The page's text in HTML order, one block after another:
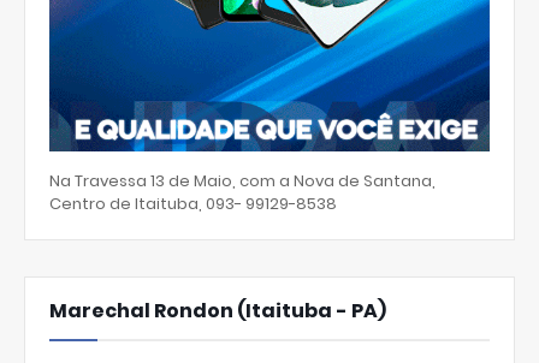
Na Travessa 13 de Maio, com a Nova de Santana,
Centro de Itaituba, 093- 99129-8538
Marechal Rondon (Itaituba - PA)